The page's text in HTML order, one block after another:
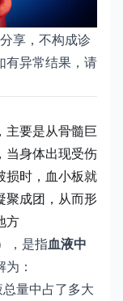
享，不构成诊
有异常结果，请
主要是从骨髓巨
当身体出现受伤
损时，血小板就
聚成团，从而形
方
，是指血液中
为：
总量中占了多大